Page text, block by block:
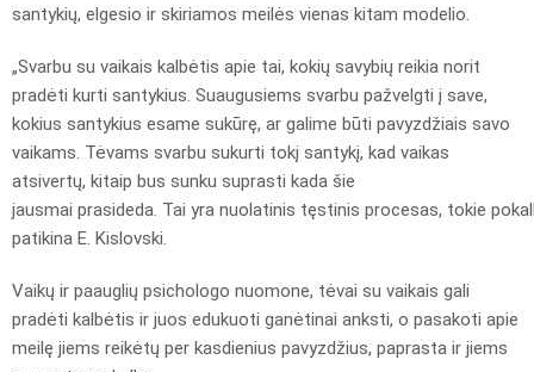
santykių, elgesio ir skiriamos meilės vienas kitam modelio.
„Svarbu su vaikais kalbėtis apie tai, kokių savybių reikia norit
pradėti kurti santykius. Suaugusiems svarbu pažvelgti į save,
kokius santykius esame sukūrę, ar galime būti pavyzdžiais savo
vaikams. Tėvams svarbu sukurti tokį santykį, kad vaikas
atsivertų, kitaip bus sunku suprasti kada šie
jausmai prasideda. Tai yra nuolatinis tęstinis procesas, tokie
patikina E. Kislovski.
Vaikų ir paauglių psichologo nuomone, tėvai su vaikais gali
pradėti kalbėtis ir juos edukuoti ganėtinai anksti, o pasakoti apie
meilę jiems reikėtų per kasdienius pavyzdžius, paprasta ir jiems